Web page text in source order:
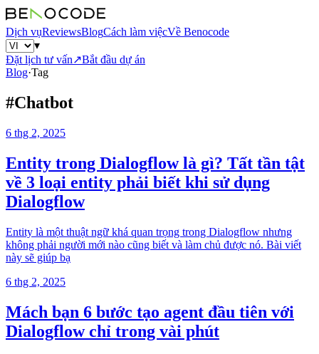
Dịch vụReviewsBlogCách làm việcVề Benocode
▾
Đặt lịch tư vấn↗Bắt đầu dự án
Blog·Tag
#Chatbot
6 thg 2, 2025
Entity trong Dialogflow là gì? Tất tần tật
về 3 loại entity phải biết khi sử dụng
Dialogflow
Entity là một thuật ngữ khá quan trọng trong Dialogflow nhưng
không phải người mới nào cũng biết và làm chủ được nó. Bài viết
này sẽ giúp bạ
6 thg 2, 2025
Mách bạn 6 bước tạo agent đầu tiên với
Dialogflow chỉ trong vài phút